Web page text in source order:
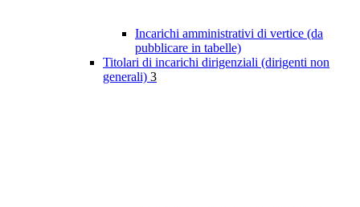
Incarichi amministrativi di vertice (da
pubblicare in tabelle)
Titolari di incarichi dirigenziali (dirigenti non
generali) 3